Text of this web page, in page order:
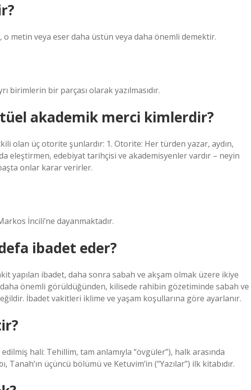
metin veya eser daha üstün veya daha önemli demektir.
birimlerin bir parçası olarak yazılmasıdır.
akademik merci kimlerdir?
olan üç otorite şunlardır: 1. Otorite: Her türden yazar, aydın,
eleştirmen, edebiyat tarihçisi ve akademisyenler vardır – neyin
onlar karar verirler.
İncili’ne dayanmaktadır.
ibadet eder?
yapılan ibadet, daha sonra sabah ve akşam olmak üzere ikiye
önemli görüldüğünden, kilisede rahibin gözetiminde sabah ve
İbadet vakitleri iklime ve yaşam koşullarına göre ayarlanır.
üçüncü bölümü ve Ketuvim’in (“Yazılar”) ilk kitabıdır.